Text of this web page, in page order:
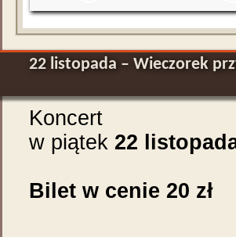
22 listopada – Wieczorek
Koncert
w piątek 22
Bilet w cenie 20 zł